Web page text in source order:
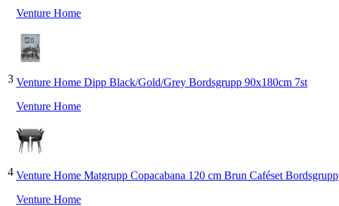
Venture Home
3 Venture Home Dipp Black/Gold/Grey Bordsgrupp 90x180cm 7st
Venture Home
4 Venture Home Matgrupp Copacabana 120 cm Brun Caféset Bordsgrupp
Venture Home